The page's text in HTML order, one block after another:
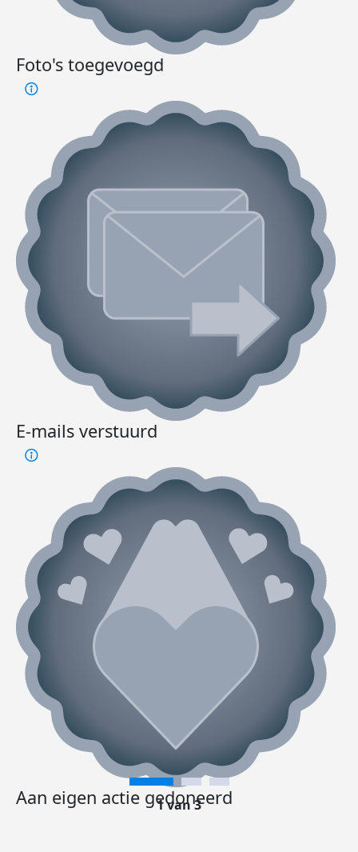
Foto's toegevoegd
E-mails verstuurd
Aan eigen actie gedoneerd
1 van 3